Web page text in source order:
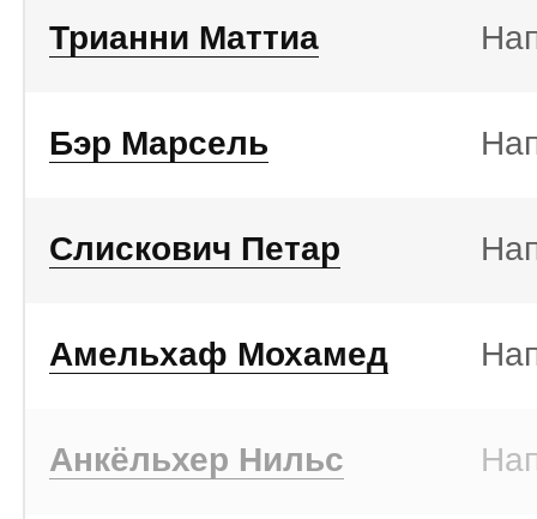
Трианни Маттиа
Бэр Марсель
Слискович Петар
Амельхаф Мохамед
Анкёльхер Нильс